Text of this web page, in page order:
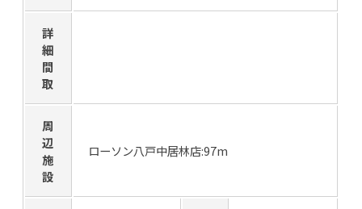
詳
細
間
取
周
辺
施
設
ローソン八戸中居林店:97m